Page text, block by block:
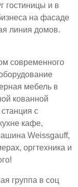
гостиницы и в
на фасаде
линия домов.
современного
мебель в
кованной
с
кафе,
Weissgauff,
оргтехника и
группа в соц